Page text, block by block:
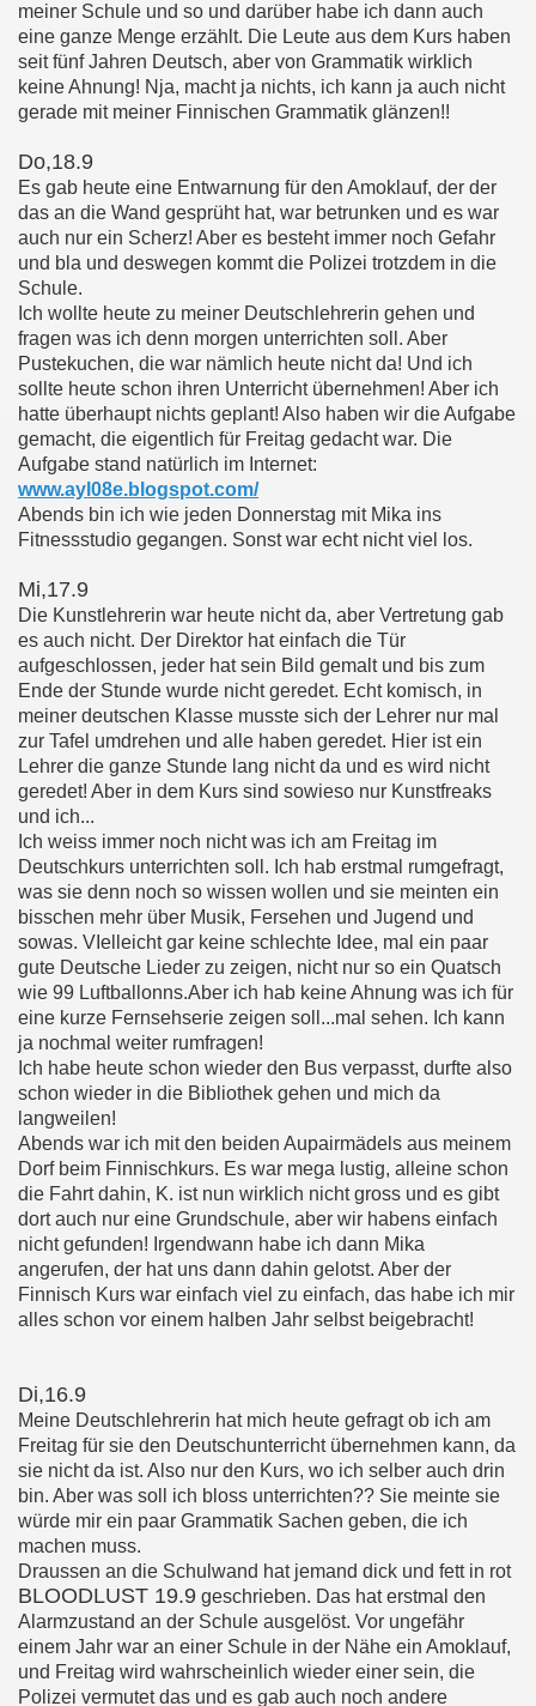
meiner Schule und so und darüber habe ich dann auch
eine ganze Menge erzählt. Die Leute aus dem Kurs haben
seit fünf Jahren Deutsch, aber von Grammatik wirklich
keine Ahnung! Nja, macht ja nichts, ich kann ja auch nicht
gerade mit meiner Finnischen Grammatik glänzen!!
Do,18.9
Es gab heute eine Entwarnung für den Amoklauf, der der
das an die Wand gesprüht hat, war betrunken und es war
auch nur ein Scherz! Aber es besteht immer noch Gefahr
und bla und deswegen kommt die Polizei trotzdem in die
Schule.
Ich wollte heute zu meiner Deutschlehrerin gehen und
fragen was ich denn morgen unterrichten soll. Aber
Pustekuchen, die war nämlich heute nicht da! Und ich
sollte heute schon ihren Unterricht übernehmen! Aber ich
hatte überhaupt nichts geplant! Also haben wir die Aufgabe
gemacht, die eigentlich für Freitag gedacht war. Die
Aufgabe stand natürlich im Internet:
www.ayl08e.blogspot.com/
Abends bin ich wie jeden Donnerstag mit Mika ins
Fitnessstudio gegangen. Sonst war echt nicht viel los.
Mi,17.9
Die Kunstlehrerin war heute nicht da, aber Vertretung gab
es auch nicht. Der Direktor hat einfach die Tür
aufgeschlossen, jeder hat sein Bild gemalt und bis zum
Ende der Stunde wurde nicht geredet. Echt komisch, in
meiner deutschen Klasse musste sich der Lehrer nur mal
zur Tafel umdrehen und alle haben geredet. Hier ist ein
Lehrer die ganze Stunde lang nicht da und es wird nicht
geredet! Aber in dem Kurs sind sowieso nur Kunstfreaks
und ich...
Ich weiss immer noch nicht was ich am Freitag im
Deutschkurs unterrichten soll. Ich hab erstmal rumgefragt,
was sie denn noch so wissen wollen und sie meinten ein
bisschen mehr über Musik, Fersehen und Jugend und
sowas. VIelleicht gar keine schlechte Idee, mal ein paar
gute Deutsche Lieder zu zeigen, nicht nur so ein Quatsch
wie 99 Luftballonns.Aber ich hab keine Ahnung was ich für
eine kurze Fernsehserie zeigen soll...mal sehen. Ich kann
ja nochmal weiter rumfragen!
Ich habe heute schon wieder den Bus verpasst, durfte also
schon wieder in die Bibliothek gehen und mich da
langweilen!
Abends war ich mit den beiden Aupairmädels aus meinem
Dorf beim Finnischkurs. Es war mega lustig, alleine schon
die Fahrt dahin, K. ist nun wirklich nicht gross und es gibt
dort auch nur eine Grundschule, aber wir habens einfach
nicht gefunden! Irgendwann habe ich dann Mika
angerufen, der hat uns dann dahin gelotst. Aber der
Finnisch Kurs war einfach viel zu einfach, das habe ich mir
alles schon vor einem halben Jahr selbst beigebracht!
Di,16.9
Meine Deutschlehrerin hat mich heute gefragt ob ich am
Freitag für sie den Deutschunterricht übernehmen kann, da
sie nicht da ist. Also nur den Kurs, wo ich selber auch drin
bin. Aber was soll ich bloss unterrichten?? Sie meinte sie
würde mir ein paar Grammatik Sachen geben, die ich
machen muss.
Draussen an die Schulwand hat jemand dick und fett in rot
BLOODLUST 19.9 geschrieben. Das hat erstmal den
Alarmzustand an der Schule ausgelöst. Vor ungefähr
einem Jahr war an einer Schule in der Nähe ein Amoklauf,
und Freitag wird wahrscheinlich wieder einer sein, die
Polizei vermutet das und es gab auch noch andere